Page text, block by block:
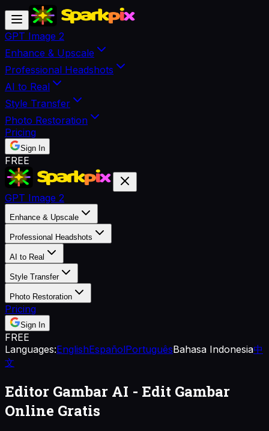
GPT Image 2
Enhance & Upscale
Professional Headshots
AI to Real
Style Transfer
Photo Restoration
Pricing
Sign In
FREE
GPT Image 2
Enhance & Upscale
Professional Headshots
AI to Real
Style Transfer
Photo Restoration
Pricing
Sign In
FREE
Languages:EnglishEspañolPortuguêsBahasa Indonesia中
文
Editor Gambar AI - Edit Gambar
Online Gratis